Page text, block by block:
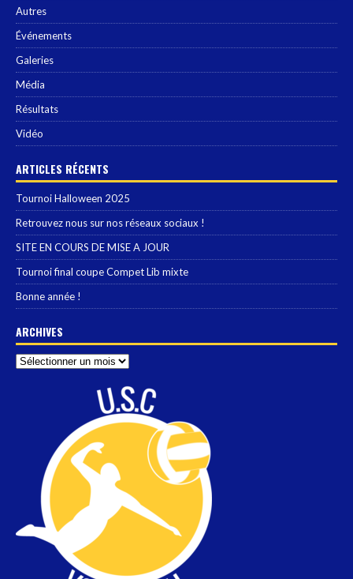
Autres
Événements
Galeries
Média
Résultats
Vidéo
ARTICLES RÉCENTS
Tournoi Halloween 2025
Retrouvez nous sur nos réseaux sociaux !
SITE EN COURS DE MISE A JOUR
Tournoi final coupe Compet Lib mixte
Bonne année !
ARCHIVES